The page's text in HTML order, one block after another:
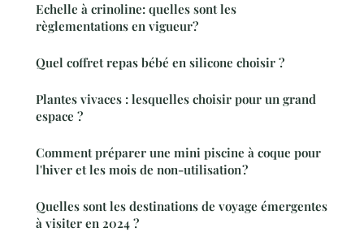
Echelle à crinoline: quelles sont les
règlementations en vigueur?
Quel coffret repas bébé en silicone choisir ?
Plantes vivaces : lesquelles choisir pour un grand
espace ?
Comment préparer une mini piscine à coque pour
l'hiver et les mois de non-utilisation ?
Quelles sont les destinations de voyage émergentes
à visiter en 2024 ?